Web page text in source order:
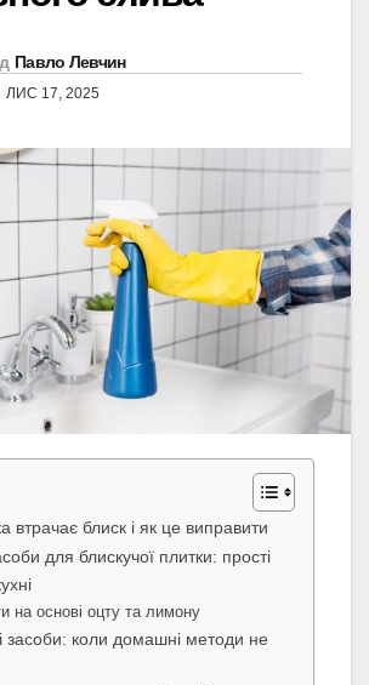
Павло Левчин
ЛИС 17, 2025
втрачає блиск і як це виправити
для блискучої плитки: прості
на основі оцту та лимону
засоби: коли домашні методи не